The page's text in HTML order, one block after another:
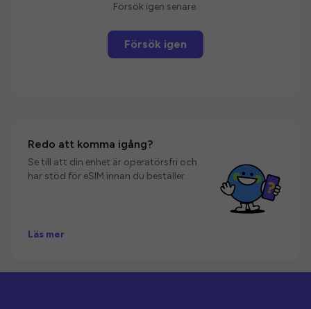
Försök igen senare.
Försök igen
Redo att komma igång?
Se till att din enhet är operatörsfri och
har stöd för eSIM innan du beställer.
Läs mer